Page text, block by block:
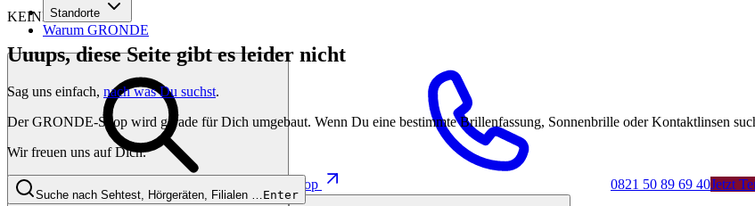
Standorte
Warum GRONDE
Shop 0821 50 89 69 40Jetzt
KEINE SORGE!
Uuups, diese Seite gibt es leider nicht
Sag uns einfach, nach was Du suchst.
Der GRONDE-Shop wird gerade für Dich umgebaut. Wenn Du eine bestimmte Brillenfassung, Sonnenbrille oder Kontaktlinsen
Wir freuen uns auf Dich.
Suche nach Sehtest, Hörgeräten, Filialen …Enter